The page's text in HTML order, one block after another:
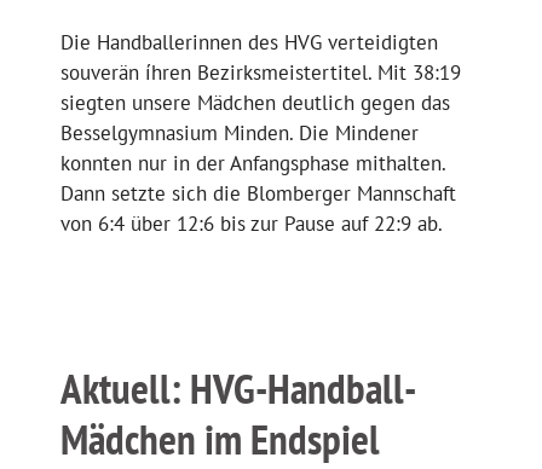
Die Handballerinnen des HVG verteidigten
souverän íhren Bezirksmeistertitel. Mit 38:19
siegten unsere Mädchen deutlich gegen das
Besselgymnasium Minden. Die Mindener
konnten nur in der Anfangsphase mithalten.
Dann setzte sich die Blomberger Mannschaft
von 6:4 über 12:6 bis zur Pause auf 22:9 ab.
Aktuell: HVG-Handball-
Mädchen im Endspiel